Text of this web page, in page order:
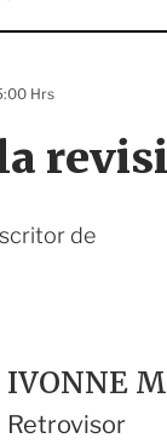
de
Hrs
IVONNE
Retrovisor